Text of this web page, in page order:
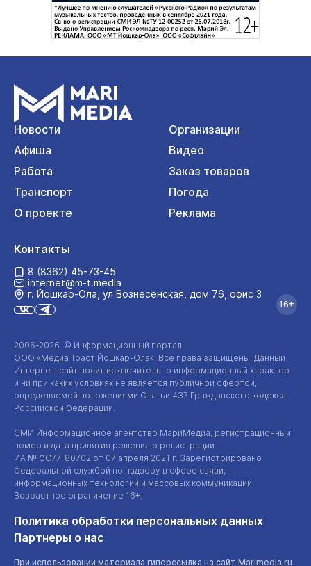
Новости
Организации
Афиша
Видео
Работа
Заказ товаров
Транспорт
Погода
О проекте
Реклама
2006-2026 © Информационный портал
ООО «Медиа Траст Йошкар-Ола». Все права защищены. Данный
Интернет-сайт носит исключительно информационный характер
и ни при каких условиях не является публичной офертой,
определяемой положениями Статьи 437 Гражданского кодекса
Российской Федерации.
СМИ Информационное агентство МариМедиа, регистрационный
номер и дата принятия решения о регистрации —
ИА № ФС77-80702 от 07 апреля 2021 г. Зарегистрировано
Федеральной службой по надзору в сфере связи,
информационных технологий и массовых коммуникаций.
Возрастное ограничение 16+.
Политика обработки персональных данных
Партнеры о нас
При использовании материала гиперссылка на сайт Marimedia.ru
Контакты
8 (8362) 45-73-45
internet@m-t.media
г. Йошкар‑Ола, ул Вознесенская, дом 76, офис 3
16+